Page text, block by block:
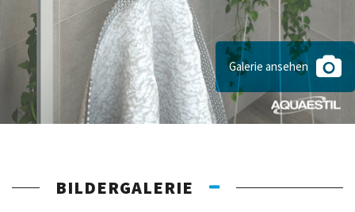
Galerie ansehen
BILDERGALERIE